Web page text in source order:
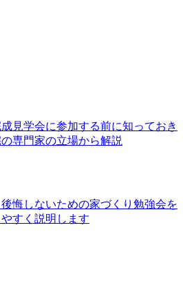
見学会に参加する前に知っておき
専門家の立場から解説
悔しないための家づくり勉強会を
すく説明します